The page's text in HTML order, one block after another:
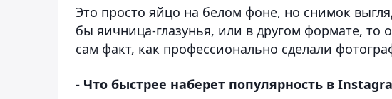
Это просто яйцо на белом фоне, но снимок
бы яичница-глазунья, или в другом формате,
сам факт, как профессионально сделали
- Что быстрее наберет популярность в